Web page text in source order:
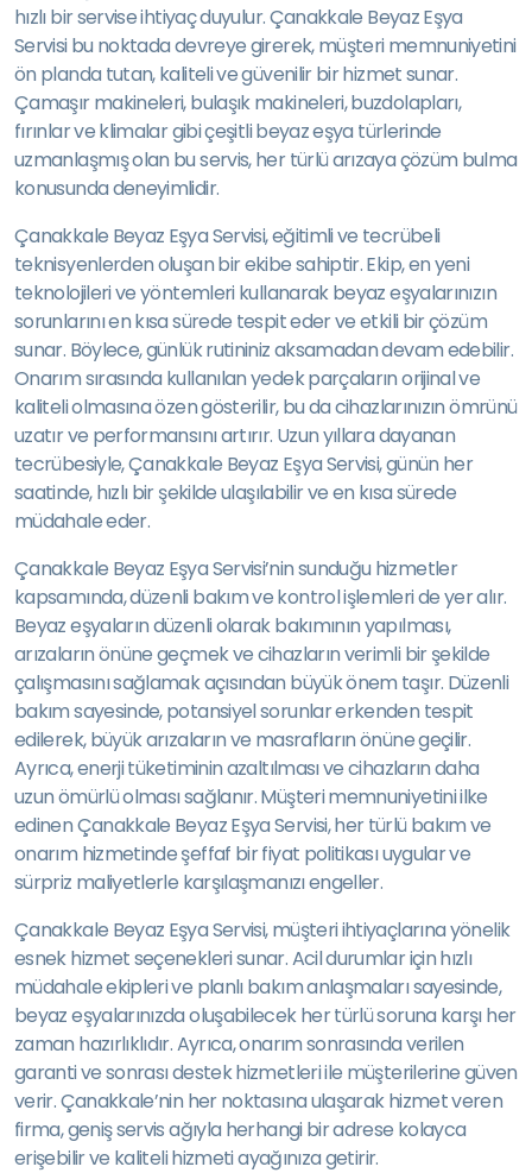
hızlı bir servise ihtiyaç duyulur. Çanakkale Beyaz Eşya
Servisi bu noktada devreye girerek, müşteri memnuniyetini
ön planda tutan, kaliteli ve güvenilir bir hizmet sunar.
Çamaşır makineleri, bulaşık makineleri, buzdolapları,
fırınlar ve klimalar gibi çeşitli beyaz eşya türlerinde
uzmanlaşmış olan bu servis, her türlü arızaya çözüm bulma
konusunda deneyimlidir.
Çanakkale Beyaz Eşya Servisi, eğitimli ve tecrübeli
teknisyenlerden oluşan bir ekibe sahiptir. Ekip, en yeni
teknolojileri ve yöntemleri kullanarak beyaz eşyalarınızın
sorunlarını en kısa sürede tespit eder ve etkili bir çözüm
sunar. Böylece, günlük rutininiz aksamadan devam edebilir.
Onarım sırasında kullanılan yedek parçaların orijinal ve
kaliteli olmasına özen gösterilir, bu da cihazlarınızın ömrünü
uzatır ve performansını artırır. Uzun yıllara dayanan
tecrübesiyle, Çanakkale Beyaz Eşya Servisi, günün her
saatinde, hızlı bir şekilde ulaşılabilir ve en kısa sürede
müdahale eder.
Çanakkale Beyaz Eşya Servisi’nin sunduğu hizmetler
kapsamında, düzenli bakım ve kontrol işlemleri de yer alır.
Beyaz eşyaların düzenli olarak bakımının yapılması,
arızaların önüne geçmek ve cihazların verimli bir şekilde
çalışmasını sağlamak açısından büyük önem taşır. Düzenli
bakım sayesinde, potansiyel sorunlar erkenden tespit
edilerek, büyük arızaların ve masrafların önüne geçilir.
Ayrıca, enerji tüketiminin azaltılması ve cihazların daha
uzun ömürlü olması sağlanır. Müşteri memnuniyetini ilke
edinen Çanakkale Beyaz Eşya Servisi, her türlü bakım ve
onarım hizmetinde şeffaf bir fiyat politikası uygular ve
sürpriz maliyetlerle karşılaşmanızı engeller.
Çanakkale Beyaz Eşya Servisi, müşteri ihtiyaçlarına yönelik
esnek hizmet seçenekleri sunar. Acil durumlar için hızlı
müdahale ekipleri ve planlı bakım anlaşmaları sayesinde,
beyaz eşyalarınızda oluşabilecek her türlü soruna karşı her
zaman hazırlıklıdır. Ayrıca, onarım sonrasında verilen
garanti ve sonrası destek hizmetleri ile müşterilerine güven
verir. Çanakkale’nin her noktasına ulaşarak hizmet veren
firma, geniş servis ağıyla herhangi bir adrese kolayca
erişebilir ve kaliteli hizmeti ayağınıza getirir.